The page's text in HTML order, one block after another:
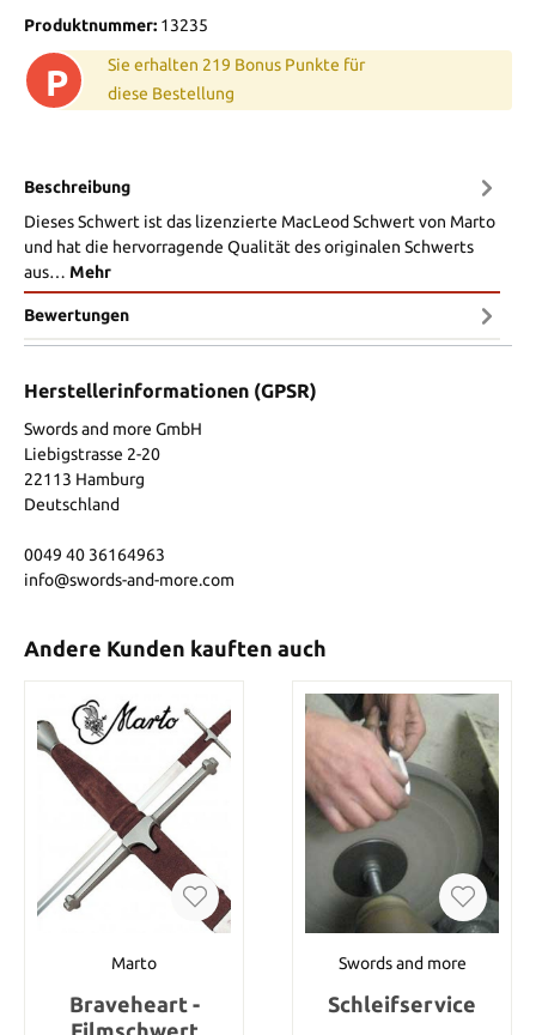
Produktnummer: 13235
P
Sie erhalten 219 Bonus Punkte für
diese Bestellung
Beschreibung
Dieses Schwert ist das lizenzierte MacLeod Schwert von Marto
und hat die hervorragende Qualität des originalen Schwerts
aus… Mehr
Bewertungen
Herstellerinformationen (GPSR)
Swords and more GmbH
Liebigstrasse 2-20
22113 Hamburg
Deutschland
0049 40 36164963
info@swords-and-more.com
Andere Kunden kauften auch
Marto
Braveheart -
Swords and more
Schleifservice